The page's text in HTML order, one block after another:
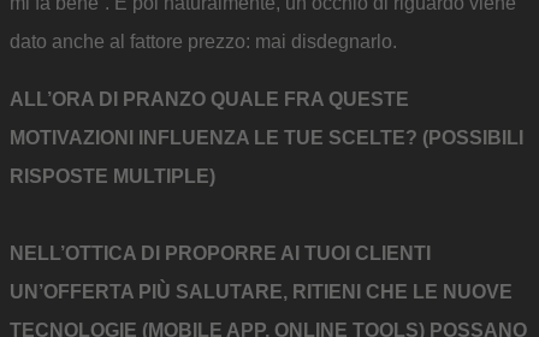
dato anche al fattore prezzo: mai disdegnarlo.
ALL’ORA DI PRANZO QUALE FRA QUESTE
MOTIVAZIONI INFLUENZA LE TUE SCELTE? (POSSIBILI
RISPOSTE MULTIPLE)
NELL’OTTICA DI PROPORRE AI TUOI CLIENTI
UN’OFFERTA PIÙ SALUTARE, RITIENI CHE LE NUOVE
TECNOLOGIE (MOBILE APP, ONLINE TOOLS) POSSANO